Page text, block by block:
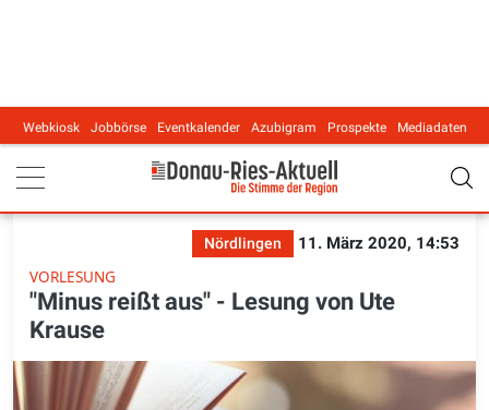
Main navigation
Webkiosk Jobbörse Eventkalender Azubigram Prospekte Mediadaten
Nördlingen
11. März 2020, 14:53
VORLESUNG
"Minus reißt aus" - Lesung von Ute
Krause